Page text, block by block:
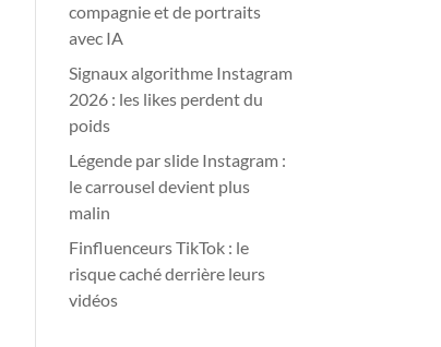
compagnie et de portraits
avec IA
Signaux algorithme Instagram
2026 : les likes perdent du
poids
Légende par slide Instagram :
le carrousel devient plus
malin
Finfluenceurs TikTok : le
risque caché derrière leurs
vidéos